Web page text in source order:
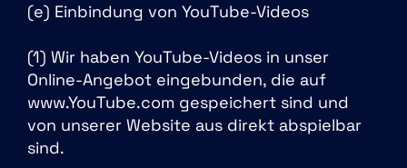
(e) Einbindung von YouTube-Videos
(1) Wir haben YouTube-Videos in unser
Online-Angebot eingebunden, die auf
www.YouTube.com gespeichert sind und
von unserer Website aus direkt abspielbar
sind.